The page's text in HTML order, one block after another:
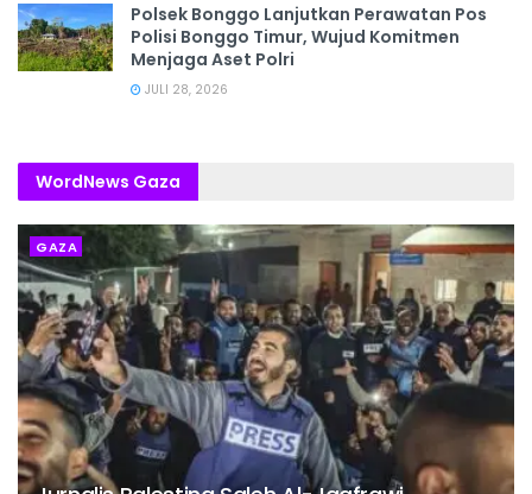
Polsek Bonggo Lanjutkan Perawatan Pos
Polisi Bonggo Timur, Wujud Komitmen
Menjaga Aset Polri
JULI 28, 2026
WordNews Gaza
GAZA